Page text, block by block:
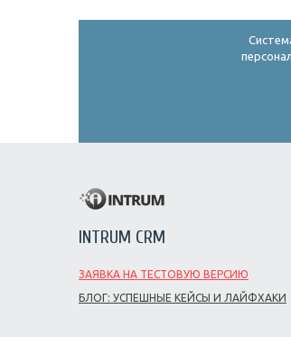
INTRUM CRM
ЗАЯВКА НА ТЕСТОВУЮ ВЕРСИЮ
БЛОГ: УСПЕШНЫЕ КЕЙСЫ И ЛАЙФХАКИ